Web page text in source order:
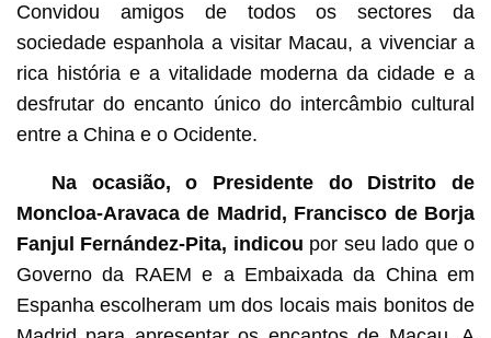
Convidou amigos de todos os sectores da
sociedade espanhola a visitar Macau, a vivenciar a
rica história e a vitalidade moderna da cidade e a
desfrutar do encanto único do intercâmbio cultural
entre a China e o Ocidente.
Na ocasião, o Presidente do Distrito de
Moncloa-Aravaca de Madrid, Francisco de Borja
Fanjul Fernández-Pita, indicou por seu lado que o
Governo da RAEM e a Embaixada da China em
Espanha escolheram um dos locais mais bonitos de